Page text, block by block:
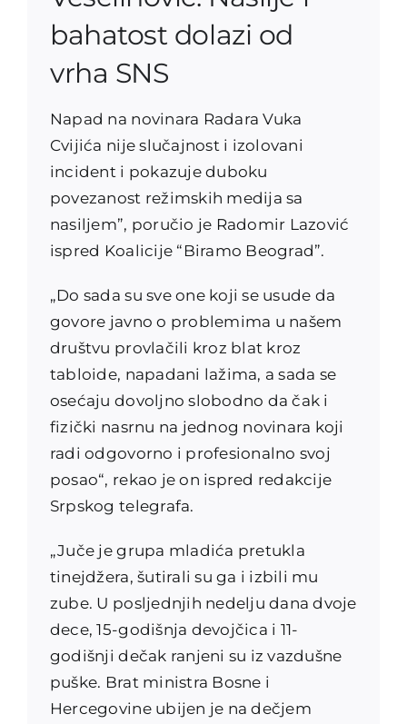
bahatost dolazi od
vrha SNS
Napad na novinara Radara Vuka
Cvijića nije slučajnost i izolovani
incident i pokazuje duboku
povezanost režimskih medija sa
nasiljem”, poručio je Radomir Lazović
ispred Koalicije “Biramo Beograd”.
„Do sada su sve one koji se usude da
govore javno o problemima u našem
društvu provlačili kroz blat kroz
tabloide, napadani lažima, a sada se
osećaju dovoljno slobodno da čak i
fizički nasrnu na jednog novinara koji
radi odgovorno i profesionalno svoj
posao“, rekao je on ispred redakcije
Srpskog telegrafa.
„Juče je grupa mladića pretukla
tinejdžera, šutirali su ga i izbili mu
zube. U posljednjih nedelju dana dvoje
dece, 15-godišnja devojčica i 11-
godišnji dečak ranjeni su iz vazdušne
puške. Brat ministra Bosne i
Hercegovine ubijen je na dečjem